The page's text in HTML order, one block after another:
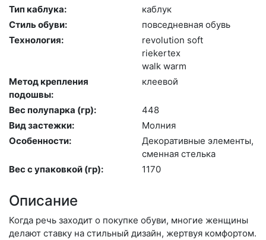
Тип каблука:
каб­лук
Стиль обуви:
пов­седнев­ная обувь
Технология:
re­volu­ti­on soft
ri­eker­tex
walk warm
Метод крепления
подошвы:
кле­евой
Вес полупарка (гр):
448
Вид застежки:
Мол­ния
Особенности:
Де­кора­тив­ные эле­мен­ты,
смен­ная стель­ка
Вес с упаковкой (гр):
1170
Описание
Когда речь заходит о покупке обуви, многие женщины
делают ставку на стильный дизайн, жертвуя комфортом.